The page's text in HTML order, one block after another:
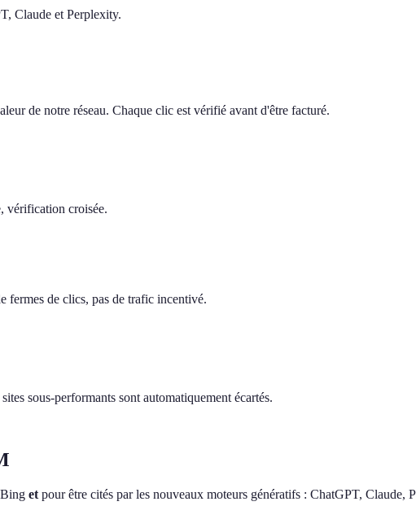
Claude et Perplexity.
de notre réseau. Chaque clic est vérifié avant d'être facturé.
vérification croisée.
fermes de clics, pas de trafic incentivé.
sous-performants sont automatiquement écartés.
et pour être cités par les nouveaux moteurs génératifs : ChatGPT,